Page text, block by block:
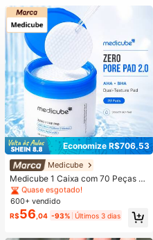
Economize R$706,53
Medicube
Medicube 1 Caixa com 70 Peças d
e Discos de Algodão de Limpeza de
Poros Dupla Face, Discos de Tônic
o Facial AHA BHA, Focados em Óle
o Excessivo e Cuidado com a Pele
exturizados, Adequados para Pele
#1 Mais Vendido
em Seco Limpadores
Quase esgotado!
#1 Mais Vendido
em Seco Limpadores
Quase esgotado!
#1 Mais Vendido
em Seco Limpadores
Quase esgotado!
#1 Mais Vendido
Quase esgotado!
600+ vendido
R$56 ,04 -93% Últimos 3 dias